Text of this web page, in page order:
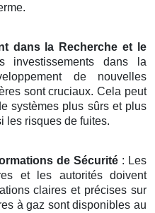
dans la Recherche et le
dans la
de nouvelles
sont cruciaux. Cela peut
systèmes plus sûrs et plus
les risques de fuites.
de Sécurité: Les
et les autorités doivent
claires et précises sur
à gaz sont disponibles au